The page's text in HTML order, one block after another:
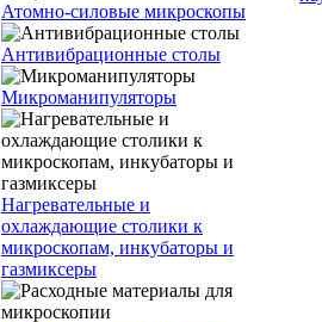
Атомно-силовые микроскопы
Антивибрационные столы
Микроманипуляторы
Нагревательные и
охлаждающие столики к
микроскопам, инкубаторы и
газмиксеры